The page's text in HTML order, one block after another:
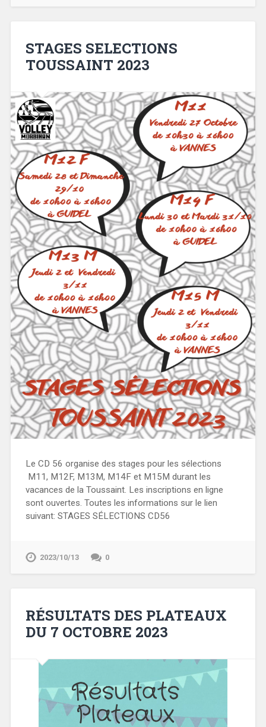
STAGES SELECTIONS
TOUSSAINT 2023
Le CD 56 organise des stages pour les sélections
M11, M12F, M13M, M14F et M15M durant les
vacances de la Toussaint. Les inscriptions en ligne
sont ouvertes. Toutes les informations sur le lien
suivant: STAGES SÉLECTIONS CD56
2023/10/13 0
RÉSULTATS DES PLATEAUX
DU 7 OCTOBRE 2023